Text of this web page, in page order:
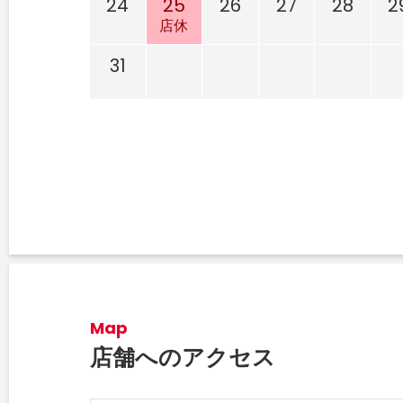
24 25
店休
26 27 28
31
Map
店舗へのアクセス